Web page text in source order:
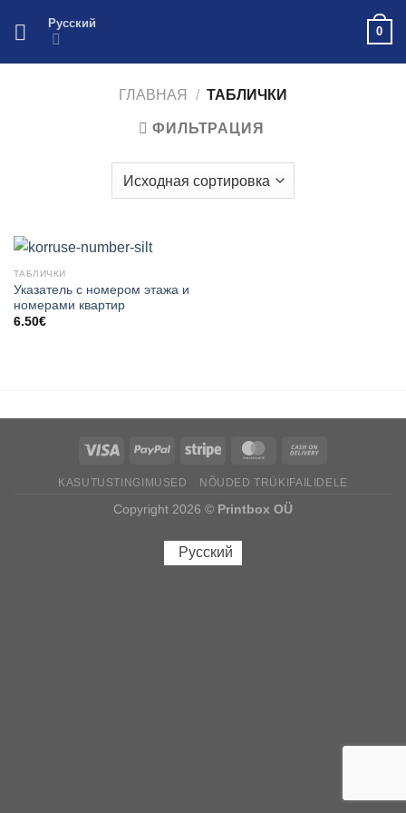
Русский
0
ГЛАВНАЯ / ТАБЛИЧКИ
ФИЛЬТРАЦИЯ
ТАБЛИЧКИ
Указатель с номером этажа и
номерами квартир
6.50€
KASUTUSTINGIMUSED NÕUDED TRÜKIFAILIDELE
Copyright 2026 © Printbox OÜ
Русский